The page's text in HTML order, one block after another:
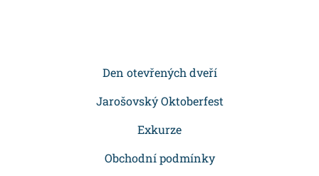
Den otevřených dveří
Jarošovský Oktoberfest
Exkurze
Obchodní podmínky